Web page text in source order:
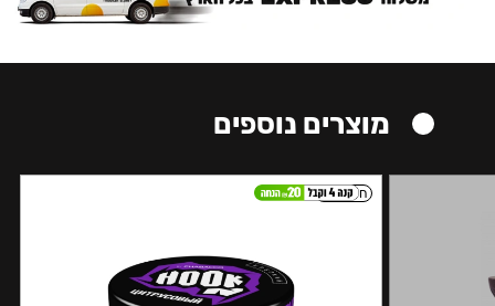
מוצרים נוספים
חזק